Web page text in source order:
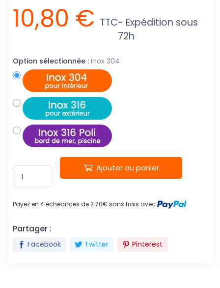
10,80 € TTC- Expédition sous
72h
Option sélectionnée : Inox 304
Ajouter au panier
Payez en 4 échéances de 2.70€ sans frais avec
Partager :
Facebook Twitter Pinterest